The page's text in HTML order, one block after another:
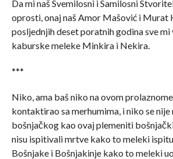
Da mi naš Svemilosni i Samilosni
oprosti, onaj naš Amor Mašović i Murat
posljednjih deset poratnih godina sve mi
kaburske meleke Minkira i Nekira.
***
Niko, ama baš niko na ovom
kontaktirao sa merhumima, i niko se nije
bošnjačkog kao ovaj plemeniti
nisu ispitivali mrtve kako to meleki
Bošnjake i Bošnjakinje kako to meleki